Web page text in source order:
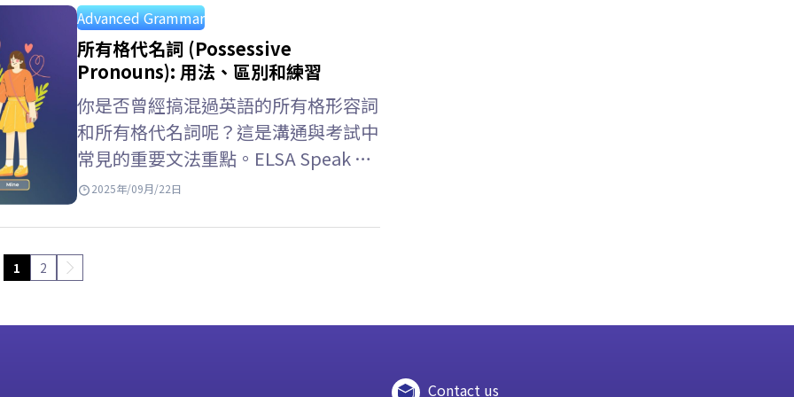
因此，讓我們與 ELSA Speak 一起學習
副詞子句英文, 副詞子句用法與副詞子
句練習。 Key takeaways 副詞子句是
由從屬連接詞開頭的從屬子句，具有副
詞的功能，用來修飾動詞、形容詞、副
詞或整個主要子句（如時間、原因、條
件、目的、讓步等）。它不能獨立存
在，必須與主句搭配使用。 位置 –…
Advanced Grammar
所有格代名詞 (Possessive
Pronouns): 用法、區別和練習
你是否曾經搞混過英語的所有格形容詞
和所有格代名詞呢？這是溝通與考試中
常見的重要文法重點。ELSA Speak 幫
你理解所有格代名詞的用法，搭配生活
2025年/09月/22日
1 2
Contact us